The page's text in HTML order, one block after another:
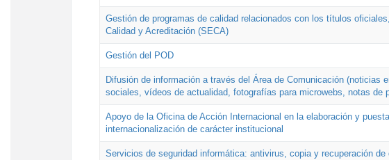
Gestión de programas de calidad relacionados con los títulos
Calidad y Acreditación (SECA)
Gestión del POD
Difusión de información a través del Área de Comunicación (noticias
sociales, vídeos de actualidad, fotografías para microwebs, notas de
Apoyo de la Oficina de Acción Internacional en la elaboración y
internacionalización de carácter institucional
Servicios de seguridad informática: antivirus, copia y recuperación